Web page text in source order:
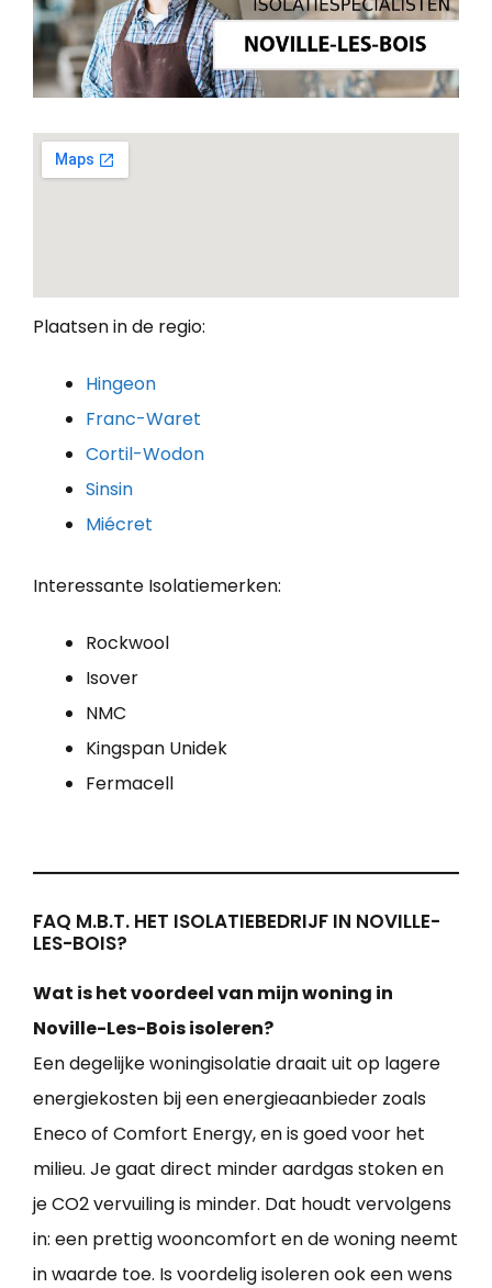
Plaatsen in de regio:
Hingeon
Franc-Waret
Cortil-Wodon
Sinsin
Miécret
Interessante Isolatiemerken:
Rockwool
Isover
NMC
Kingspan Unidek
Fermacell
FAQ M.B.T. HET ISOLATIEBEDRIJF IN NOVILLE-
LES-BOIS?
Wat is het voordeel van mijn woning in
Noville-Les-Bois isoleren?
Een degelijke woningisolatie draait uit op lagere
energiekosten bij een energieaanbieder zoals
Eneco of Comfort Energy, en is goed voor het
milieu. Je gaat direct minder aardgas stoken en
je CO2 vervuiling is minder. Dat houdt vervolgens
in: een prettig wooncomfort en de woning neemt
in waarde toe. Is voordelig isoleren ook een wens